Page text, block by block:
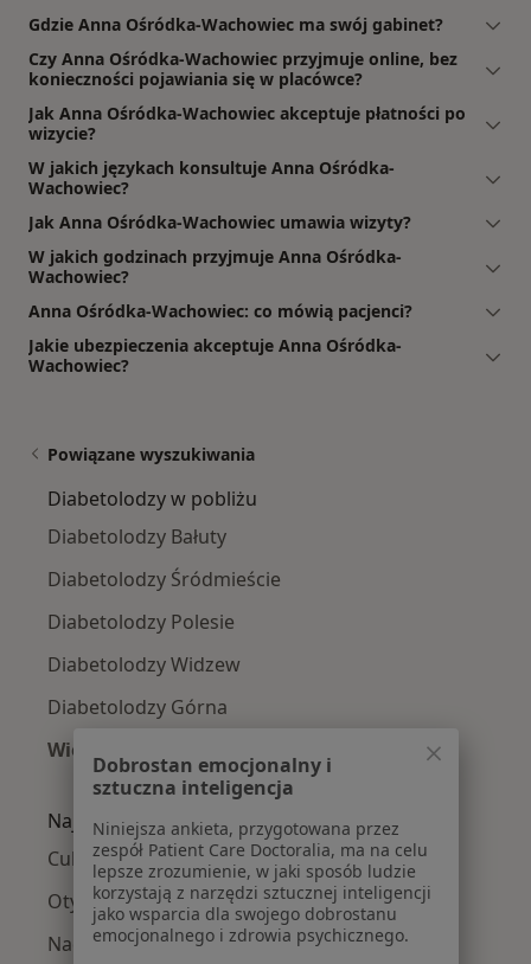
Gdzie Anna Ośródka-Wachowiec ma swój gabinet?
Czy Anna Ośródka-Wachowiec przyjmuje online, bez
konieczności pojawiania się w placówce?
Jak Anna Ośródka-Wachowiec akceptuje płatności po
wizycie?
W jakich językach konsultuje Anna Ośródka-
Wachowiec?
Jak Anna Ośródka-Wachowiec umawia wizyty?
W jakich godzinach przyjmuje Anna Ośródka-
Wachowiec?
Anna Ośródka-Wachowiec: co mówią pacjenci?
Jakie ubezpieczenia akceptuje Anna Ośródka-
Wachowiec?
Powiązane wyszukiwania
Diabetolodzy w pobliżu
Diabetolodzy Bałuty
Diabetolodzy Śródmieście
Diabetolodzy Polesie
Diabetolodzy Widzew
Diabetolodzy Górna
Więcej (1)
Więcej w kategorii: Diabetolodzy w pobliżu
Najczęście leczone choroby
Cukrzyca w Łodzi
Otyłość w Łodzi
Nadciśnienie tętnicze w Łodzi
Dobrostan emocjonalny i
sztuczna inteligencja
Niniejsza ankieta, przygotowana przez
zespół Patient Care Doctoralia, ma na celu
lepsze zrozumienie, w jaki sposób ludzie
korzystają z narzędzi sztucznej inteligencji
jako wsparcia dla swojego dobrostanu
emocjonalnego i zdrowia psychicznego.